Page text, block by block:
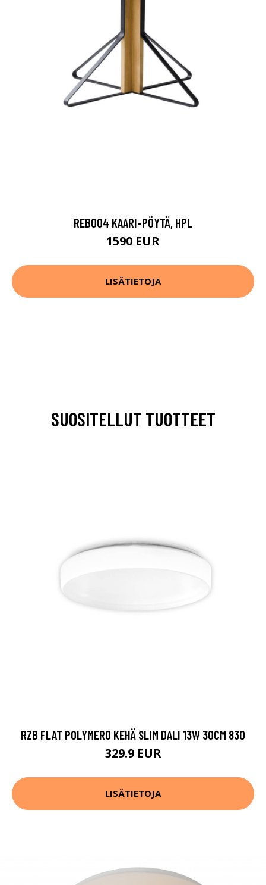
REB004 KAARI-PÖYTÄ, HPL
1590 EUR
LISÄTIETOJA
SUOSITELLUT TUOTTEET
RZB FLAT POLYMERO KEHÄ SLIM DALI 13W 30CM 830
329.9 EUR
LISÄTIETOJA